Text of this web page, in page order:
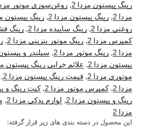
رینگ پیستون مزدا 2
, روغن‌سوزی موتور مزدا
مزدا 2
, رینگ پیستون مزدا 2 , رینگ پیستون
روغنی مزدا 2
, رینگ ساییده مزدا 2 , رینگ
کمپرس مزدا 2
, رینگ موتور بنزینی مزدا 2 ,
مزدا 2
, رینگ موتور مزدا 2 , سیلندر و پیستون
پیستون مزدا 2
, علائم خرابی رینگ پیستون
موتوری مزدا 2
, قیمت رینگ پیستون مزدا 2 ,
مزدا 2
,کمپرس موتور مزدا 2 ,کیت رینگ و
رینگ و پیستون مزدا 2
, لوازم یدکی مزدا 2 ,
مزدا 2
این محصول در دسته بندی های زیر قرار گرفته: